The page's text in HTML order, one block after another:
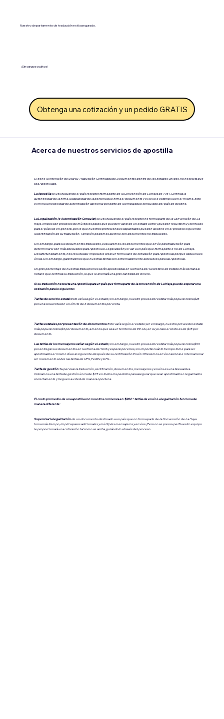
Acerca de nuestros servicios de apostilla
Si tiene la intención de usar su Traducción Certificada de Documentos dentro de los Estados Unidos, no necesita que
sea Apostillada.
La Apostillase utiliza cuando el país receptor forma parte de la Convención de La Haya de 1961. Certifica la
autenticidad de la firma, la capacidad de la persona que firma el documento y el sello o estampilla en el mismo. Esto
elimina la necesidad de autenticación adicional por parte de la embajada o consulado del país de destino.
La Legalización (o Autenticación Consular)se utiliza cuando el país receptor no forma parte de la Convención de La
Haya.Ambos son procesos de múltiples pasos que pueden variar de un estado a otro y pueden resultar muy confusos
para el público en general, por lo que nuestros profesionales capacitados pueden asistirle en el proceso siguiendo
la certificación de su traducción. También podemos asistirle con documentos no traducidos.
Sin embargo, para sus documentos traducidos, evaluaremos los documentos que envíe para traducción para
determinar si son más adecuados para Apostilla o Legalización.y si van a un país que forma parte o no de La Haya.
Desafortunadamente, nos resulta casi imposible crear un formulario de cotización para Apostillas porque cada una es
única. Sin embargo, garantizamos que nuestras tarifas son extremadamente accesibles para las Apostillas.
Un gran porcentaje de nuestras traducciones serán apostilladas en la oficina del Secretario de Estado más cercana al
notario que certifica su traducción, lo que le ahorrará una gran cantidad de dinero.
Si su traducción necesita una Apostilla para un país que forma parte de la convención de La Haya, puede esperar una
cotización para lo siguiente:
Tarifas de servicio estatal:Esto varía según el estado; sin embargo, nuestro proveedor estatal más popular cobra $25
por una sola visita con un límite de 6 documentos por visita.
Tarifas estatales por presentación de documentos:Esto varía según el estado; sin embargo, nuestro proveedor estatal
más popular cobra $3 por documento, a menos que sea un territorio de EE. UU., en cuyo caso el costo es de $18 por
documento.
Las tarifas de los mensajeros varían según el estado; sin embargo, nuestro proveedor estatal más popular cobra $99
por entregar sus documentos en la oficina del SOS y esperar por ellos, sin importar cuánto tiempo tome para ser
apostillados el mismo día o al siguiente después de su certificación.Envío: Ofrecemos envío nacional e internacional
sin incremento sobre las tarifas de UPS, FedEx y DHL.
Tarifa de gestión:Supervisar la traducción, certificación, documentos, mensajeros y envíos es una tarea ardua.
Cobramos una tarifa de gestión única de $75 en todos los pedidos para asegurar que sean apostillados o legalizados
correctamente y lleguen a usted de manera oportuna.
El costo promedio de una apostilla con nosotros comienza en: $202 + tarifas de envío.La legalización funciona de
manera diferente:
Supervisar la legalizaciónde un documento destinado a un país que no forma parte de la Convención de La Haya
toma más tiempo, implica pasos adicionales y múltiples mensajeros y envíos. ¡Pero no se preocupe! Nuestro equipo
le proporcionará una cotización tal como ve arriba, guiándolo a través del proceso.
Nuestro departamento de traducción está asegurado.
¡Sin cargos ocultos!
Obtenga una cotización y un pedido GRATIS